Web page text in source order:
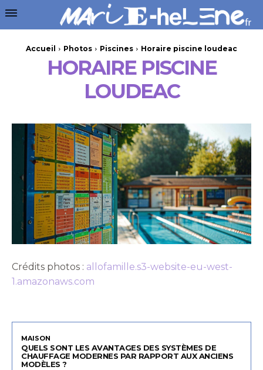
Accueil Photos Piscines Horaire piscine loudeac
HORAIRE PISCINE
LOUDEAC
Crédits photos : allofamille.s3-website-eu-west-
1.amazonaws.com
MAISON
QUELS SONT LES AVANTAGES DES SYSTÈMES DE
CHAUFFAGE MODERNES PAR RAPPORT AUX ANCIENS
MODÈLES ?